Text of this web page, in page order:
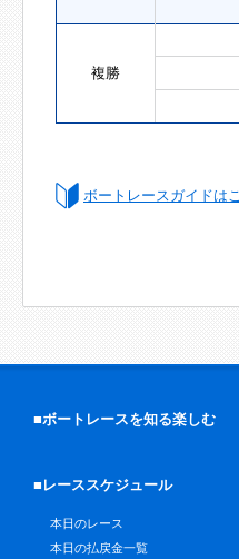
複勝
ボートレースガイドは
■ボートレースを知る楽しむ
■レーススケジュール
本日のレース
本日の払戻金一覧